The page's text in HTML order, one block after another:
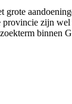
grote
zijn
binnen